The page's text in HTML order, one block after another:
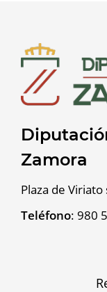
Zamora
Plaza de
Teléfono: 980